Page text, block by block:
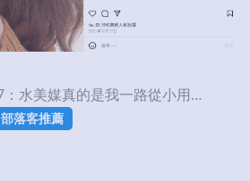
謝7：水美媒真的是我一路從小用到大的東西啊!!｜OGUMA水美媒
部落客推薦